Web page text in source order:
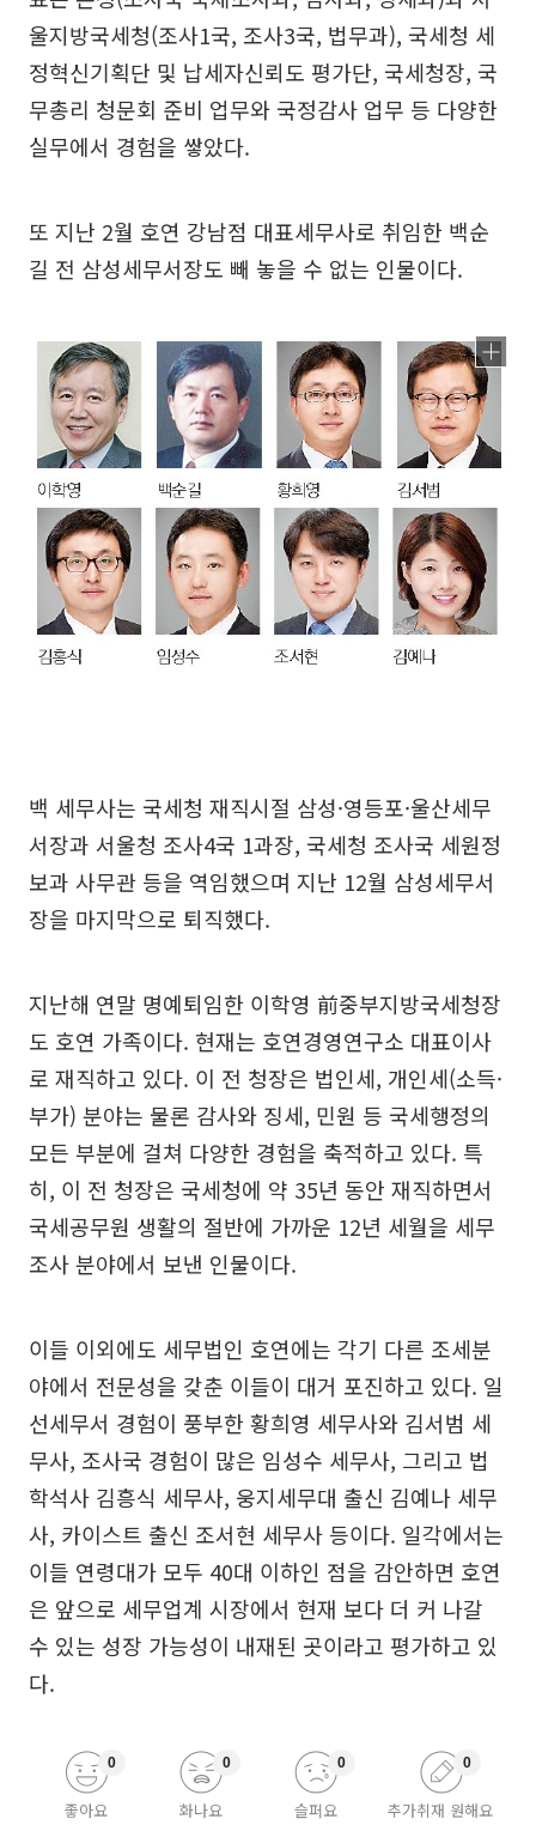
울지방국세청(조사1국, 조사3국, 법무과), 국세청 세
정혁신기획단 및 납세자신뢰도 평가단, 국세청장, 국
무총리 청문회 준비 업무와 국정감사 업무 등 다양한
실무에서 경험을 쌓았다.
또 지난 2월 호연 강남점 대표세무사로 취임한 백순
길 전 삼성세무서장도 빼 놓을 수 없는 인물이다.
백 세무사는 국세청 재직시절 삼성·영등포·울산세무
서장과 서울청 조사4국 1과장, 국세청 조사국 세원정
보과 사무관 등을 역임했으며 지난 12월 삼성세무서
장을 마지막으로 퇴직했다.
지난해 연말 명예퇴임한 이학영 前중부지방국세청장
도 호연 가족이다. 현재는 호연경영연구소 대표이사
로 재직하고 있다. 이 전 청장은 법인세, 개인세(소득·
부가) 분야는 물론 감사와 징세, 민원 등 국세행정의
모든 부분에 걸쳐 다양한 경험을 축적하고 있다. 특
히, 이 전 청장은 국세청에 약 35년 동안 재직하면서
국세공무원 생활의 절반에 가까운 12년 세월을 세무
조사 분야에서 보낸 인물이다.
이들 이외에도 세무법인 호연에는 각기 다른 조세분
야에서 전문성을 갖춘 이들이 대거 포진하고 있다. 일
선세무서 경험이 풍부한 황희영 세무사와 김서범 세
무사, 조사국 경험이 많은 임성수 세무사, 그리고 법
학석사 김흥식 세무사, 웅지세무대 출신 김예나 세무
사, 카이스트 출신 조서현 세무사 등이다. 일각에서는
이들 연령대가 모두 40대 이하인 점을 감안하면 호연
은 앞으로 세무업계 시장에서 현재 보다 더 커 나갈
수 있는 성장 가능성이 내재된 곳이라고 평가하고 있
다.
좋아요
0
화나요
0
슬퍼요
0
추가취재 원해요
0